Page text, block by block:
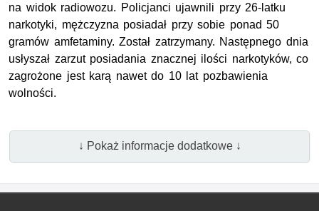
na widok radiowozu. Policjanci ujawnili przy 26-latku
narkotyki, mężczyzna posiadał przy sobie ponad 50
gramów amfetaminy. Został zatrzymany. Następnego dnia
usłyszał zarzut posiadania znacznej ilości narkotyków, co
zagrożone jest karą nawet do 10 lat pozbawienia
wolności.
↓ Pokaż informacje dodatkowe ↓